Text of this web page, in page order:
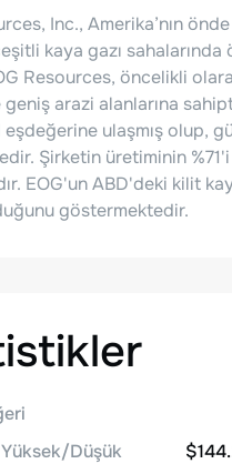
Inc., Amerika’nın
kaya gazı
Resources, öncelikli
arazi alanlarına
ulaşmış olup,
Şirketin üretiminin
EOG'un ABD'deki kilit
göstermektedir.
Düşük